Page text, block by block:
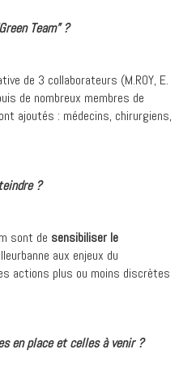
Team” ?
de 3 collaborateurs (M.ROY, E.
de nombreux membres de
ajoutés : médecins, chirurgiens,
?
sont de sensibiliser le
aux enjeux du
actions plus ou moins discrètes
en place et celles à venir ?